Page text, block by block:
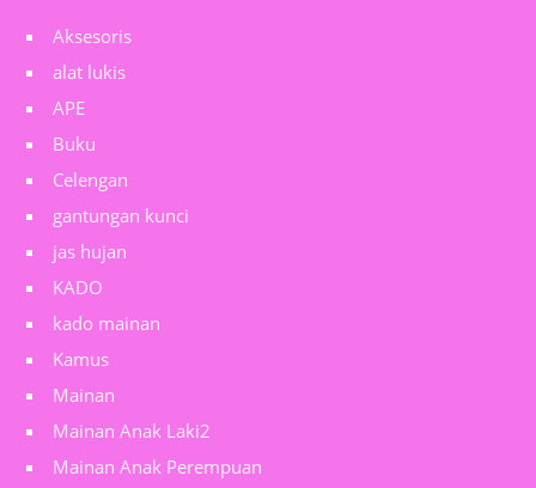
Aksesoris
alat lukis
APE
Buku
Celengan
gantungan kunci
jas hujan
KADO
kado mainan
Kamus
Mainan
Mainan Anak Laki2
Mainan Anak Perempuan